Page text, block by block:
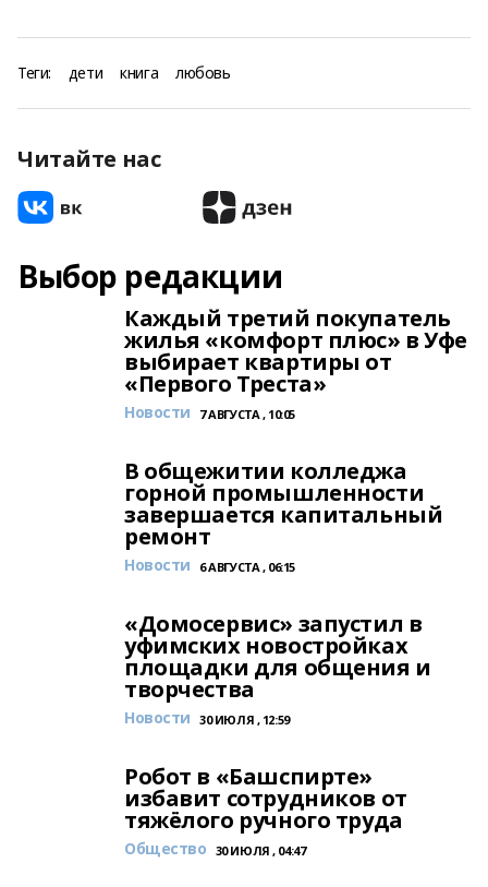
Теги: дети книга любовь
Читайте нас
Выбор редакции
Каждый третий покупатель
жилья «комфорт плюс» в Уфе
выбирает квартиры от
«Первого Треста»
Новости 7 АВГУСТА , 10:05
В общежитии колледжа
горной промышленности
завершается капитальный
ремонт
Новости 6 АВГУСТА , 06:15
«Домосервис» запустил в
уфимских новостройках
площадки для общения и
творчества
Новости 30 ИЮЛЯ , 12:59
Робот в «Башспирте»
избавит сотрудников от
тяжёлого ручного труда
Общество 30 ИЮЛЯ , 04:47